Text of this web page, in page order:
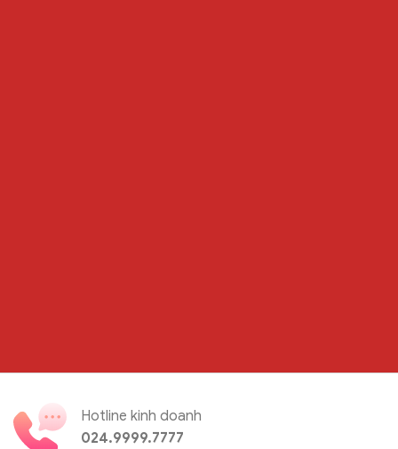
Hotline kinh doanh
024.9999.7777